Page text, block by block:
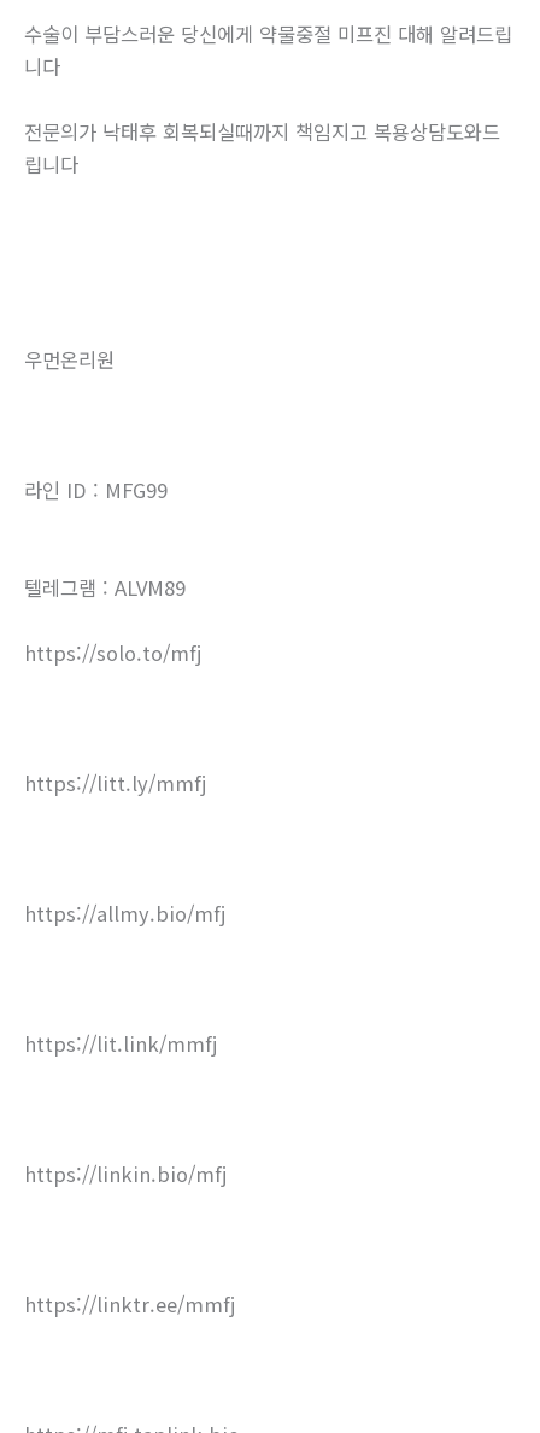
수술이 부담스러운 당신에게 약물중절 미프진 대해 알려드립
니다
전문의가 낙태후 회복되실때까지 책임지고 복용상담도와드
립니다
우먼온리원
라인 ID : MFG99
텔레그램 : ALVM89
https://solo.to/mfj
https://litt.ly/mmfj
https://allmy.bio/mfj
https://lit.link/mmfj
https://linkin.bio/mfj
https://linktr.ee/mmfj